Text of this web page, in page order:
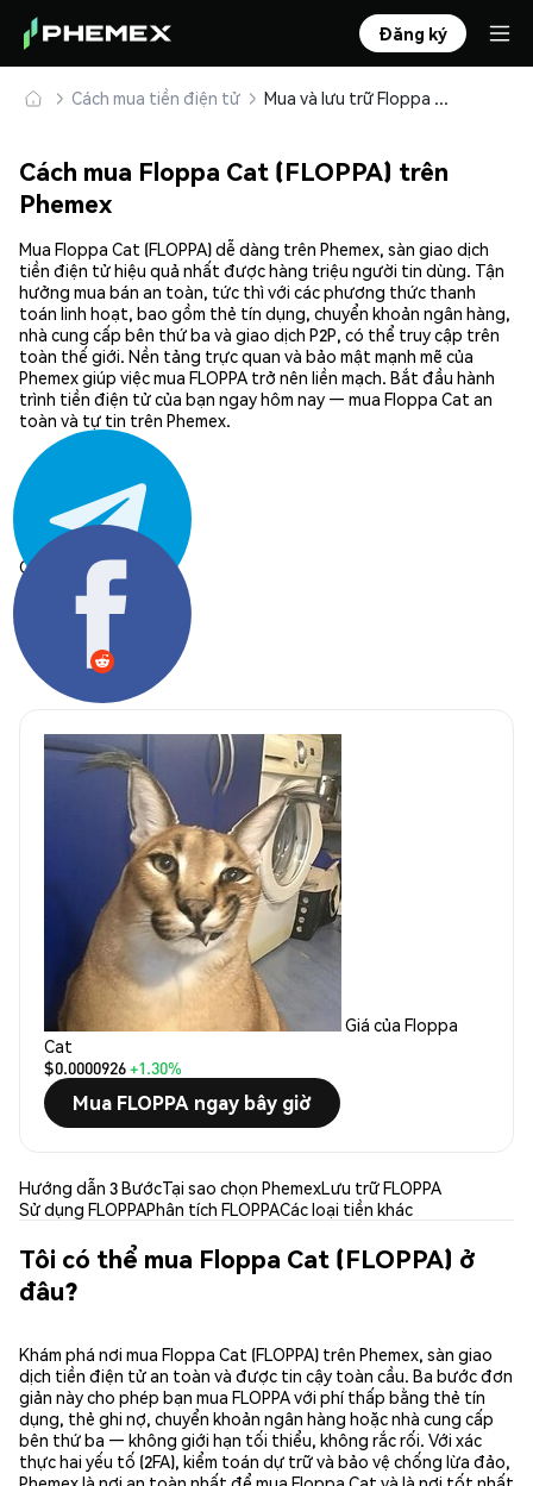
Đăng ký
Cách mua tiền điện tử Mua và lưu trữ Floppa Cat (FLOPPA) an toàn
Cách mua Floppa Cat (FLOPPA) trên
Phemex
Mua Floppa Cat (FLOPPA) dễ dàng trên Phemex, sàn giao dịch
tiền điện tử hiệu quả nhất được hàng triệu người tin dùng. Tận
hưởng mua bán an toàn, tức thì với các phương thức thanh
toán linh hoạt, bao gồm thẻ tín dụng, chuyển khoản ngân hàng,
nhà cung cấp bên thứ ba và giao dịch P2P, có thể truy cập trên
toàn thế giới. Nền tảng trực quan và bảo mật mạnh mẽ của
Phemex giúp việc mua FLOPPA trở nên liền mạch. Bắt đầu hành
trình tiền điện tử của bạn ngay hôm nay — mua Floppa Cat an
toàn và tự tin trên Phemex.
Chia sẻ:
Giá của Floppa
Cat
$0.0000926+1.30%
Mua FLOPPA ngay bây giờ
Hướng dẫn 3 BướcTại sao chọn PhemexLưu trữ FLOPPA
Sử dụng FLOPPAPhân tích FLOPPACác loại tiền khác
Tôi có thể mua Floppa Cat (FLOPPA) ở
đâu?
Khám phá nơi mua Floppa Cat (FLOPPA) trên Phemex, sàn giao
dịch tiền điện tử an toàn và được tin cậy toàn cầu. Ba bước đơn
giản này cho phép bạn mua FLOPPA với phí thấp bằng thẻ tín
dụng, thẻ ghi nợ, chuyển khoản ngân hàng hoặc nhà cung cấp
bên thứ ba — không giới hạn tối thiểu, không rắc rối. Với xác
thực hai yếu tố (2FA), kiểm toán dự trữ và bảo vệ chống lừa đảo,